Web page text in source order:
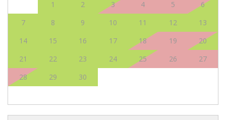
1
2 3 4 5
6
7
8 9 10 11 12
13
14
15 16 17 18 19
20
21
22 23 24 25 26
27
28
29 30